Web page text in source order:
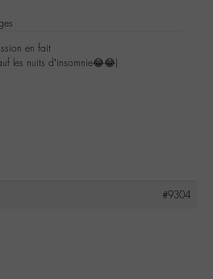
en fait
les nuits d’insomnie😂😂)
#9304